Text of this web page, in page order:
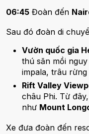
06:45 Đoàn đến
Sau đó đoàn di
Vườn quốc gia
thú săn mồi
impala, trâu
Rift Valley
châu Phi. Từ
như Mount
Xe đưa đoàn đến